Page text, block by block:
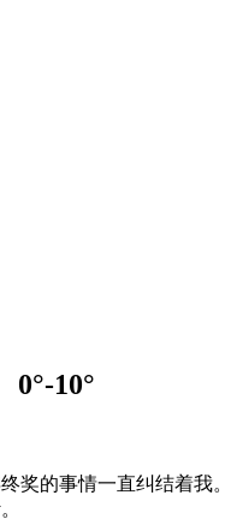
10°
奖的事情一直纠结着我。